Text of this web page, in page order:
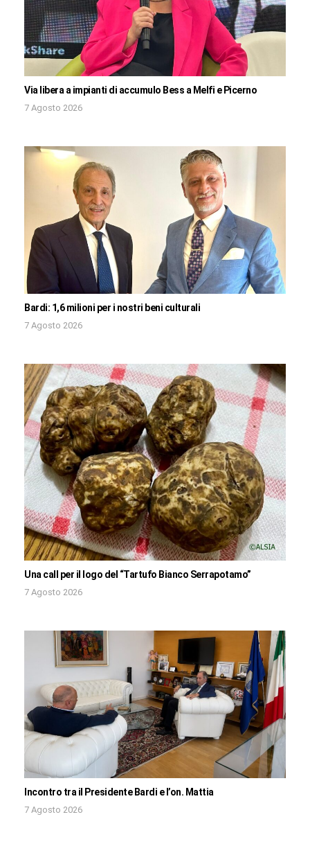
Via libera a impianti di accumulo Bess a Melfi e Picerno
7 Agosto 2026
Bardi: 1,6 milioni per i nostri beni culturali
7 Agosto 2026
Una call per il logo del “Tartufo Bianco Serrapotamo”
7 Agosto 2026
Incontro tra il Presidente Bardi e l’on. Mattia
7 Agosto 2026